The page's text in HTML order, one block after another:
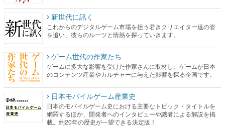
新世代に訊く
これからのデジタルゲーム市場を担う若きクリエイター達の姿
を追い、彼らのルーツと情熱を探っていきます。
ゲーム世代の作家たち
ゲームに多大な影響を受けた作家さんに取材し、ゲームが日本
のコンテンツ産業やカルチャーに与えた影響を探る企画です。
日本モバイルゲーム産業史
日本のモバイルゲーム史における主要なトピック・タイトルを
網羅するほか、開発者へのインタビューや識者による解説を掲
載。約20年の歴史が一望できる決定版！